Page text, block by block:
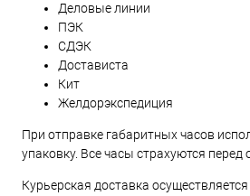
Деловые линии
ПЭК
СДЭК
Достависта
Кит
Желдорэкспедиция
При отправке габаритных часов
упаковку. Все часы страхуются перед
Курьерская доставка